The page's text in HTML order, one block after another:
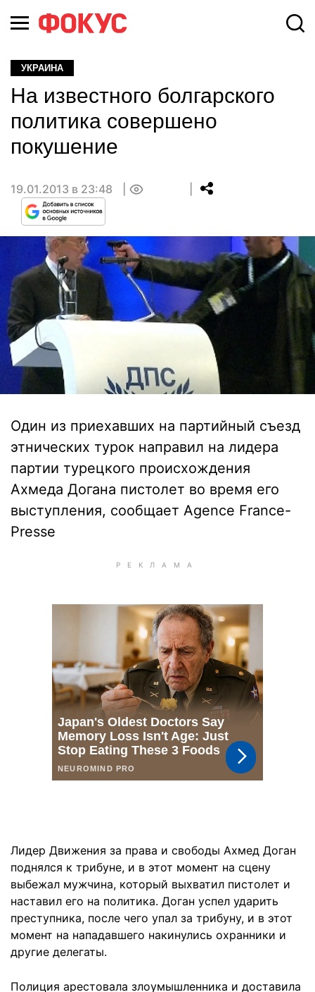
УКРАИНА
На известного болгарского
политика совершено
покушение
19.01.2013 в 23:48
Один из приехавших на партийный съезд
этнических турок направил на лидера
партии турецкого происхождения
Ахмеда Догана пистолет во время его
выступления, сообщает Agence France-
Presse
Лидер Движения за права и свободы Ахмед Доган
поднялся к трибуне, и в этот момент на сцену
выбежал мужчина, который выхватил пистолет и
наставил его на политика. Доган успел ударить
преступника, после чего упал за трибуну, и в этот
момент на нападавшего накинулись охранники и
другие делегаты.
Полиция арестовала злоумышленника и доставила